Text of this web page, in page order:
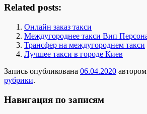
Related posts:
Онлайн заказ такси
Междугороднее такси Вип
Трансфер на междугороднем такси
Лучшее такси в городе Киев
Запись опубликована 06.04.2020 автором
рубрики.
Навигация по записям